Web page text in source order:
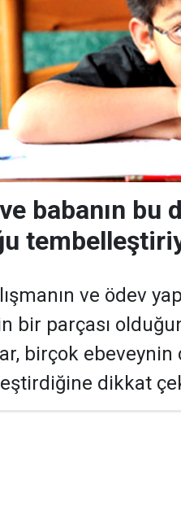
babanın bu
ve ödev
bir parçası
birçok ebeveynin
dikkat